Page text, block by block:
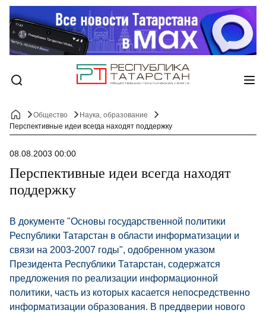
Общество
Наука, образование
Перспективные идеи всегда находят поддержку
08.08.2003 00:00
Перспективные идеи всегда находят
поддержку
В документе "Основы государственной политики
Республики Татарстан в области информатизации и
связи на 2003-2007 годы", одобренном указом
Президента Республики Татарстан, содержатся
предложения по реализации информационной
политики, часть из которых касается непосредственно
информатизации образования. В преддверии нового